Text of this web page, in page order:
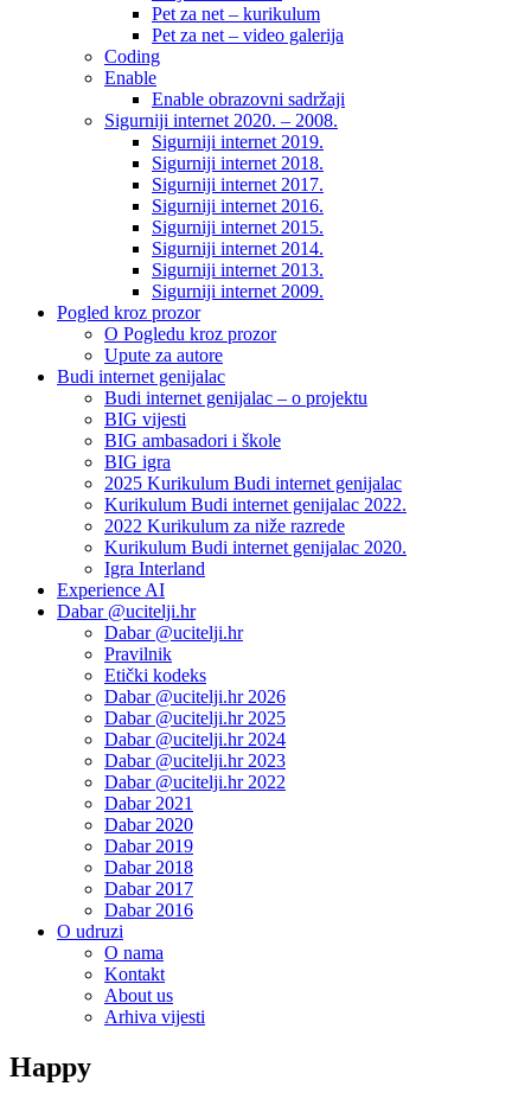
Pet za net – kurikulum
Pet za net – video galerija
Coding
Enable
Enable obrazovni sadržaji
Sigurniji internet 2020. – 2008.
Sigurniji internet 2019.
Sigurniji internet 2018.
Sigurniji internet 2017.
Sigurniji internet 2016.
Sigurniji internet 2015.
Sigurniji internet 2014.
Sigurniji internet 2013.
Sigurniji internet 2009.
Pogled kroz prozor
O Pogledu kroz prozor
Upute za autore
Budi internet genijalac
Budi internet genijalac – o projektu
BIG vijesti
BIG ambasadori i škole
BIG igra
2025 Kurikulum Budi internet genijalac
Kurikulum Budi internet genijalac 2022.
2022 Kurikulum za niže razrede
Kurikulum Budi internet genijalac 2020.
Igra Interland
Experience AI
Dabar @ucitelji.hr
Dabar @ucitelji.hr
Pravilnik
Etički kodeks
Dabar @ucitelji.hr 2026
Dabar @ucitelji.hr 2025
Dabar @ucitelji.hr 2024
Dabar @ucitelji.hr 2023
Dabar @ucitelji.hr 2022
Dabar 2021
Dabar 2020
Dabar 2019
Dabar 2018
Dabar 2017
Dabar 2016
O udruzi
O nama
Kontakt
About us
Arhiva vijesti
Happy